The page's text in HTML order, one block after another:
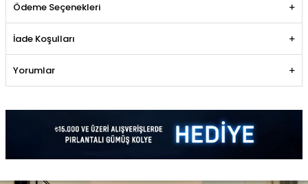
Ödeme Seçenekleri
İade Koşulları
Yorumlar